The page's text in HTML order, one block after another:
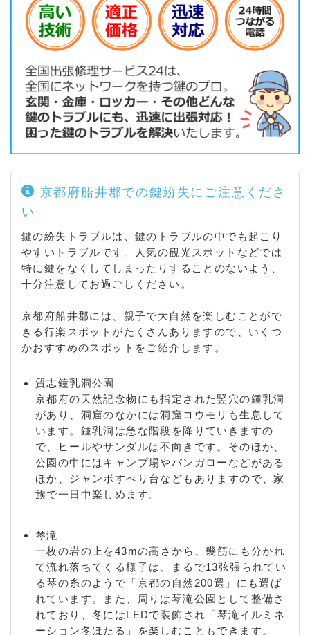
京都府船井郡での鍵紛失にご注意くださ
い
鍵の紛失トラブルは、鍵のトラブルの中でも起こり
やすいトラブルです。人気の観光スポットなどでは
特に鍵をなくしてしまったりすることのないよう、
十分注意してお過ごしください。
京都府船井郡には、親子で大自然を楽しむことがで
きる行楽スポットがたくさんありますので、いくつ
かおすすめのスポットをご紹介します。
質志鐘乳洞公園
京都府の天然記念物にも指定された竪穴の鍾乳洞
があり、洞窟のなかには洞窟コウモリも生息して
います。鍾乳洞は急な階段を降りていきますの
で、ヒールやサンダルは不向きです。そのほか、
公園の中にはキャンプ場やバンガローなどがある
ほか、ジャンボすべり台などもありますので、家
族で一日中楽しめます。
琴滝
一枚の岩の上を43mの高さから、幾筋にも分かれ
て流れ落ちてくる様子は、まるで13弦張られてい
る琴の糸のようで「京都の自然200選」にも選ば
れています。また、周りは琴滝公園として整備さ
れており、冬にはLEDで装飾され「琴滝イルミネ
ーション冬ほたる」を楽しむこともできます。